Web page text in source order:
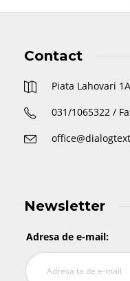
Contact
Piata Lahovari
031/1065322 /
Newsletter
Adresa de e-mail: